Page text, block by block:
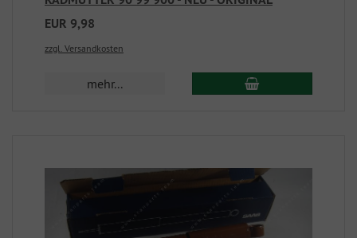
EUR 9,98
zzgl. Versandkosten
mehr...